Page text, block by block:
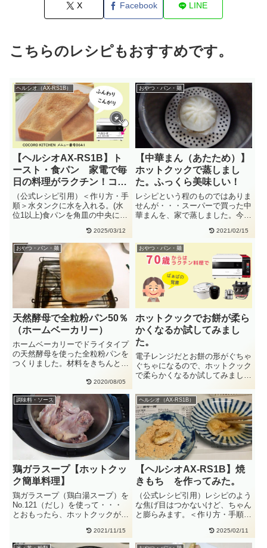
X Facebook LINE
こちらのレシピもおすすめです。
ヘルシオ（AX-RS1B）
【ヘルシオAX-RS1B】ト
ースト・食パン 家電で毎
日の料理がラクチン！ココ
ロキッチンの使い方
（公式レシピ引用）＜作り方・手
順＞水タンクに水を入れる。(水
位1以上)食パンを角皿の中央にの
2025/03/12
おやつ・パン・麺
【中華まん（あたため）】
ホットクックで蒸しまし
た。ふっくら美味しい！
レシピという程のものではありま
せんが・・・スーパーで買った中
華まんを、家で蒸しました。今ま
2021/02/15
おやつ・パン・麺
天然酵母で全粒粉パン50％
（ホームベーカリー）
ホームベーカリーでドライタイプ
の天然酵母を使った全粒粉パンを
つくりました。材料をきちんと測
2020/08/05
おやつ・パン・麺
ホットクックでお餅が柔ら
かくなるか試してみまし
た。
電子レンジだとお餅の形がぐちゃ
ぐちゃになるので、ホットクック
で柔らかくなるか試してみまし
「・・
調味料・ソース
鶏ガラスープ【ホットクッ
ク簡単料理】
鶏ガラスープ（鶏白湯スープ）を
No.121（だし）を使って・・・
とおもったら、ホットクックが
2021/11/15
ヘルシオ（AX-RS1B）
【ヘルシオAX-RS1B】焼
きもち を作ってみた。
（公式レシピ引用）レシピのよう
な焦げ目はつかないけど、ちゃん
と膨らみます。＜作り方・手順＞
2025/02/11